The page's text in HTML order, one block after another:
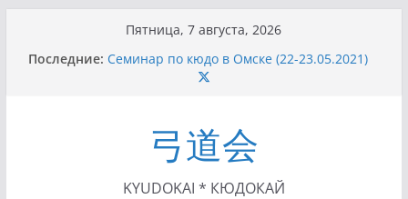
содержимому
Пятница, 7 августа, 2026
Последние: I этап Кубка Московской области по Кюдо /
Сейдокан II (27.06.2021)
II этап Кубка Московской области по Кюдо
/Сейдокан III (01.08.2021)
II Кубок Посла Японии в России по Кюдо,
Орёл (25.07.2021)
弓道会
KYUDOKAI * КЮДОКАЙ